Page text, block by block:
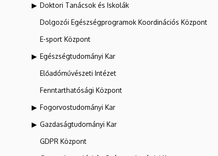
Doktori Tanácsok és Iskolák
Dolgozói Egészségprogramok Koordinációs Központ
E-sport Központ
Egészségtudományi Kar
Előadóművészeti Intézet
Fenntarthatósági Központ
Fogorvostudományi Kar
Gazdaságtudományi Kar
GDPR Központ